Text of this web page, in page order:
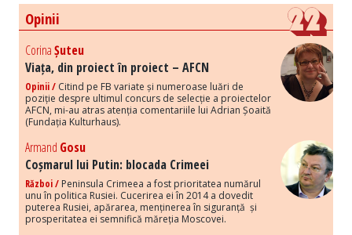
Opinii
CorinaȘuteu
Viața, din proiect în proiect – AFCN
Opinii / Citind pe FB variate și numeroase luări de
poziție despre ultimul concurs de selecție a proiectelor
AFCN, mi-au atras atenția comentariile lui Adrian Șoaită
(Fundația Kulturhaus).
Armand Gosu
Coșmarul lui Putin: blocada Crimeei
Război / Peninsula Crimeea a fost prioritatea numărul
unu în politica Rusiei. Cucerirea ei în 2014 a dovedit
puterea Rusiei, apărarea, menținerea în siguranță și
prosperitatea ei semnifică măreția Moscovei.